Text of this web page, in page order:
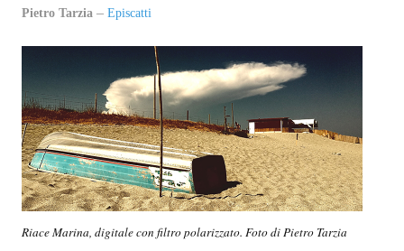
SEZIONI
Oltre il presente
Oltre i sensi
Pietro Tarzia Episcatti
Riace Marina, digitale con filtro polarizzato. Foto di Pietro Tarzia